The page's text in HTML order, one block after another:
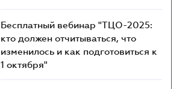
Бесплатный вебинар "ТЦО-2025:
кто должен отчитываться, что
изменилось и как подготовиться к
1 октября"